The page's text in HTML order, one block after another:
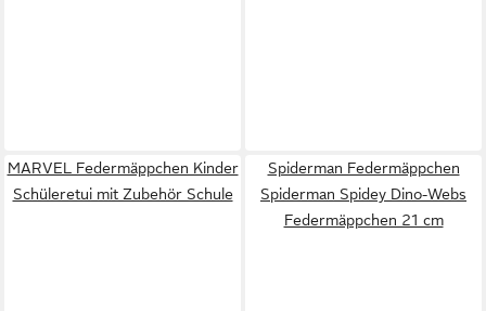
MARVEL Federmäppchen Kinder
Schüleretui mit Zubehör Schule
Spiderman Federmäppchen
Spiderman Spidey Dino-Webs
Federmäppchen 21 cm